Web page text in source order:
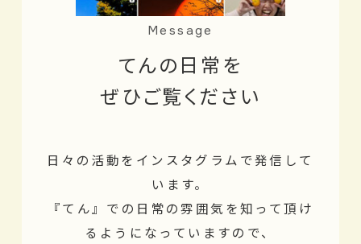
Message
てんの日常を
ぜひご覧ください
日々の活動をインスタグラムで発信して
います。
『てん』での日常の雰囲気を知って頂け
るようになっていますので、